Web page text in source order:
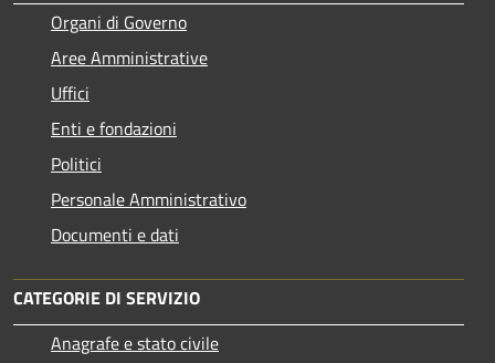
Organi di Governo
Aree Amministrative
Uffici
Enti e fondazioni
Politici
Personale Amministrativo
Documenti e dati
CATEGORIE DI SERVIZIO
Anagrafe e stato civile